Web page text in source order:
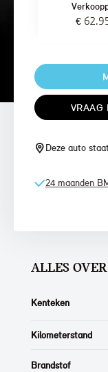
€
VRAAG
Deze auto
24 maanden
ALLES
Kenteken
Kilometerstand
Brandstof